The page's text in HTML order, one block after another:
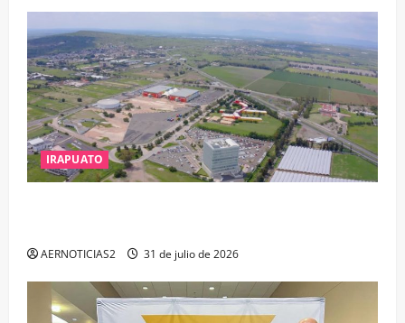
IRAPUATO
AERNOTICIAS2 31 de julio de 2026